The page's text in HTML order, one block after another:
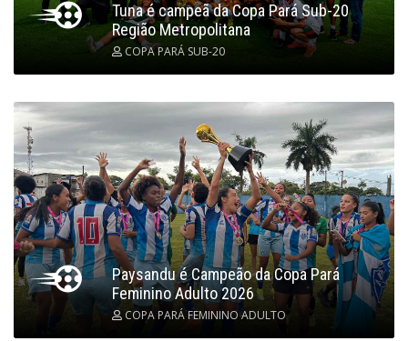
Tuna é campeã da Copa Pará Sub-20
Região Metropolitana
COPA PARÁ SUB-20
Paysandu é Campeão da Copa Pará
Feminino Adulto 2026
COPA PARÁ FEMININO ADULTO